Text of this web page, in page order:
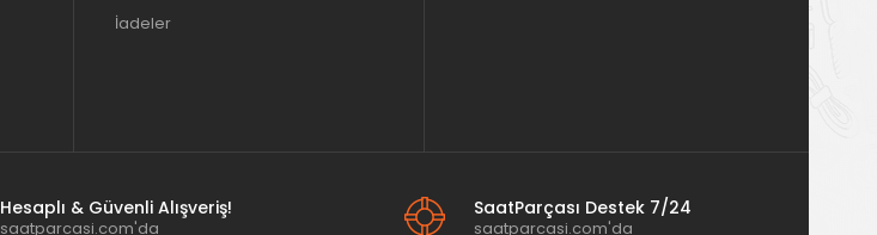
İadeler
Hesaplı & Güvenli Alışveriş!
saatparcasi.com'da
SaatParçası Destek 7/24
saatparcasi.com'da